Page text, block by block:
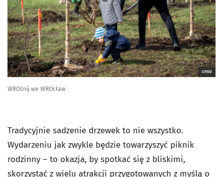
UMW
WROśnij we WROcław
Tradycyjnie sadzenie drzewek to nie wszystko.
Wydarzeniu jak zwykle będzie towarzyszyć piknik
rodzinny – to okazja, by spotkać się z bliskimi,
skorzystać z wielu atrakcji przygotowanych z myślą o